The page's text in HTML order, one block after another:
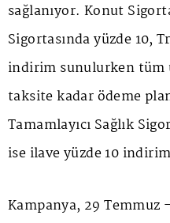
sağlanıyor. Konut
Sigortasında yüzde 10,
indirim sunulurken tüm
taksite kadar ödeme
Tamamlayıcı Sağlık
ise ilave yüzde 10
Kampanya, 29 Temmuz